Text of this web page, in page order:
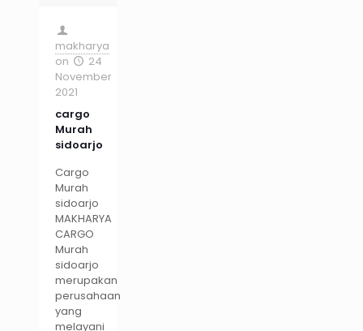
makharya
on
24
November
2021
cargo
Murah
sidoarjo
Cargo
Murah
sidoarjo
MAKHARYA
CARGO
Murah
sidoarjo
merupakan
perusahaan
yang
melayani